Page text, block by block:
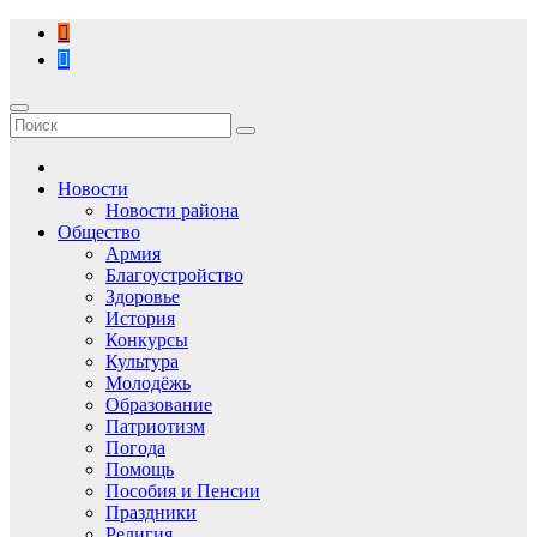
Перейти
содержимому
Новости
Новости района
Общество
Армия
Благоустройство
Здоровье
История
Конкурсы
Культура
Молодёжь
Образование
Патриотизм
Погода
Помощь
Пособия и Пенсии
Праздники